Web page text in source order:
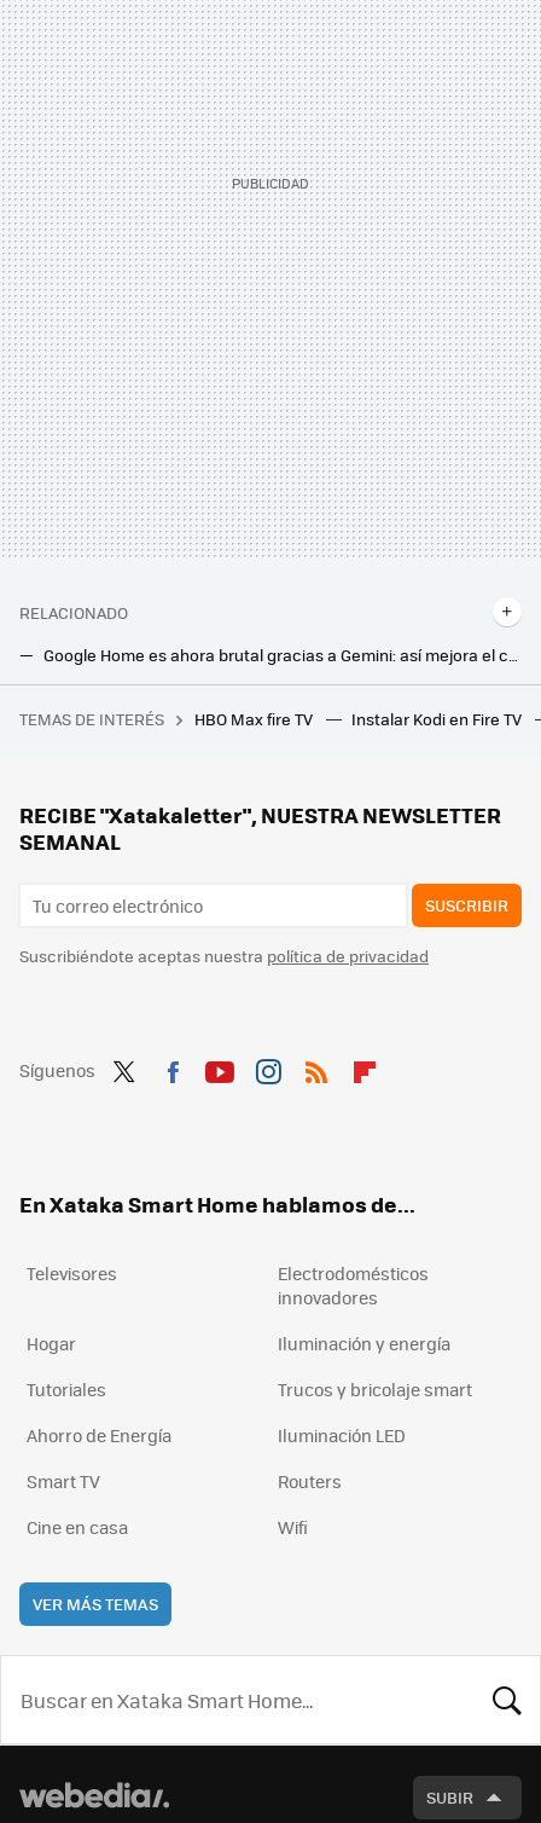
RELACIONADO
Google Home se actualiza para olvidarse del WiFi. Así podrás controlar ahora el hogar conectado
El próximo tomo de Dragon Ball será el último escrito por Akira Toriyama y su largamente esperada portada supera toda expectativa
TEMAS DE INTERÉS HBO Max fire TV Instalar Kodi en Fire TV
RECIBE "Xatakaletter", NUESTRA NEWSLETTER
SEMANAL
SUSCRIBIR
Suscribiéndote aceptas nuestra política de privacidad
Síguenos
En Xataka Smart Home hablamos de...
Televisores
Electrodomésticos
innovadores
Hogar
Iluminación y energía
Tutoriales
Trucos y bricolaje smart
Ahorro de Energía
Iluminación LED
Smart TV
Routers
Cine en casa
Wifi
VER MÁS TEMAS
SUBIR